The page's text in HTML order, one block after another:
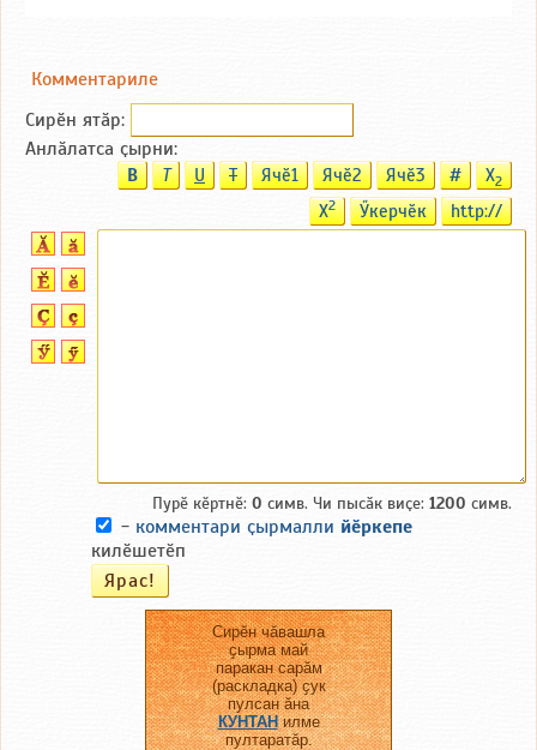
Комментариле
Сирӗн ятӑp:
Анлӑлатса ҫырни:
B T U T Ячӗ1 Ячӗ2 Ячӗ3 # X2
X2 Ӳкерчӗк http://
Пурӗ кӗртнӗ: 0 симв. Чи пысӑк виҫе: 1200 симв.
- комментари ҫырмалли йӗркепе
килӗшетӗп
Сирӗн чӑвашла
ҫырма май
паракан сарӑм
(раскладка) ҫук
пулсан ӑна
КУНТАНилме
пултаратӑр.